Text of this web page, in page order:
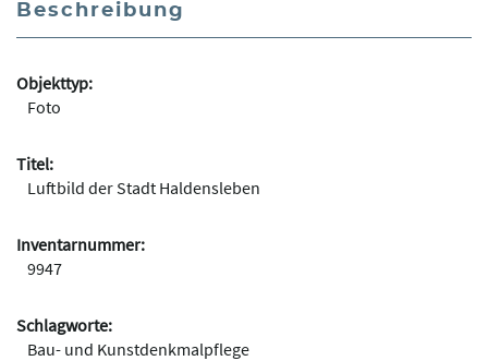
Beschreibung
Objekttyp:
Foto
Titel:
Luftbild der Stadt Haldensleben
Inventarnummer:
9947
Schlagworte:
Bau- und Kunstdenkmalpflege